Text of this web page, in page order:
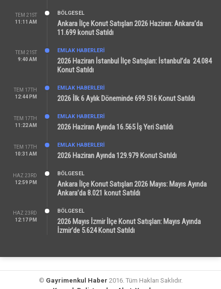
TEM 21ST
11:11 AM
BÖLGESEL
Ankara İlçe Konut Satışları 2026 Haziran: Ankara’da
11.699 konut Satıldı
TEM 21ST
9:40 AM
EMLAK HABERLERI
2026 Haziran İstanbul İlçe Satışları: İstanbul’da 24.084
Konut Satıldı
TEM 17TH
12:44 PM
EMLAK HABERLERI
2026 İlk 6 Aylık Döneminde 699.516 Konut Satıldı
TEM 17TH
11:22 AM
EMLAK HABERLERI
2026 Haziran Ayında 16.565 İş Yeri Satıldı
TEM 17TH
10:31 AM
EMLAK HABERLERI
2026 Haziran Ayında 129.979 Konut Satıldı
HAZ 23RD
12:59 PM
BÖLGESEL
Ankara İlçe Konut Satışları 2026 Mayıs: Mayıs Ayında
Ankara’da 8.021 konut Satıldı
HAZ 23RD
12:17 PM
BÖLGESEL
2026 Mayıs İzmir İlçe Konut Satışları: Mayıs Ayında
İzmir’de 5.624 Konut Satıldı
© Gayrimenkul Haber 2016. Tüm Hakları Saklıdır.